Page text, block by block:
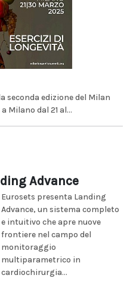
seconda edizione del Milan
Milano dal 21 al...
Advance
Eurosets presenta Landing
Advance, un sistema completo
e intuitivo che apre nuove
frontiere nel campo del
monitoraggio
multiparametrico in
cardiochirurgia...